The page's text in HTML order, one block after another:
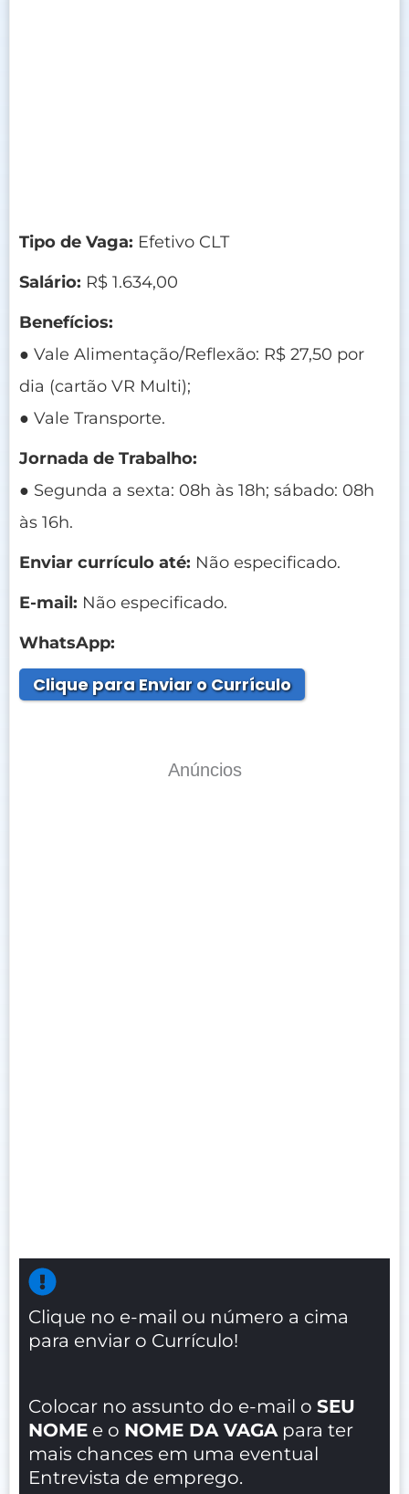
Tipo de Vaga: Efetivo CLT
Salário: R$ 1.634,00
Benefícios:
● Vale Alimentação/Reflexão: R$ 27,50 por
dia (cartão VR Multi);
● Vale Transporte.
Jornada de Trabalho:
● Segunda a sexta: 08h às 18h; sábado: 08h
às 16h.
Enviar currículo até: Não especificado.
E-mail: Não especificado.
WhatsApp:
Clique para Enviar o Currículo
Anúncios
Clique no e-mail ou número a cima
para enviar o Currículo!
Colocar no assunto do e-mail o SEU
NOME e o NOME DA VAGA para ter
mais chances em uma eventual
Entrevista de emprego.